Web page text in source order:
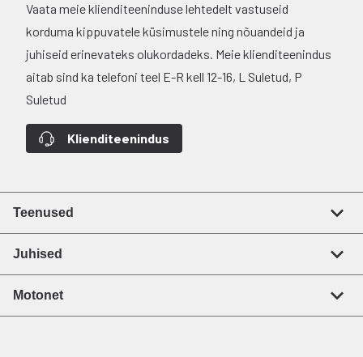
Vaata meie klienditeeninduse lehtedelt vastuseid
korduma kippuvatele küsimustele ning nõuandeid ja
juhiseid erinevateks olukordadeks. Meie klienditeenindus
aitab sind ka telefoni teel E-R kell 12-16, L Suletud, P
Suletud
Klienditeenindus
Teenused
Juhised
Motonet